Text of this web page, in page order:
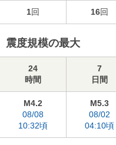
1回 16回
震度規模の最大
24
時間
7
日間
M4.2
08/08
10:32頃
M5.3
08/02
04:10頃